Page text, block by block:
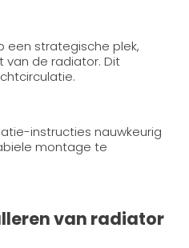
een strategische plek,
de radiator. Dit
instructies nauwkeurig
montage te
van radiator